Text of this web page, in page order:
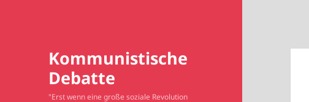
Kommunistische
Debatte
"Erst wenn eine große soziale Revolution